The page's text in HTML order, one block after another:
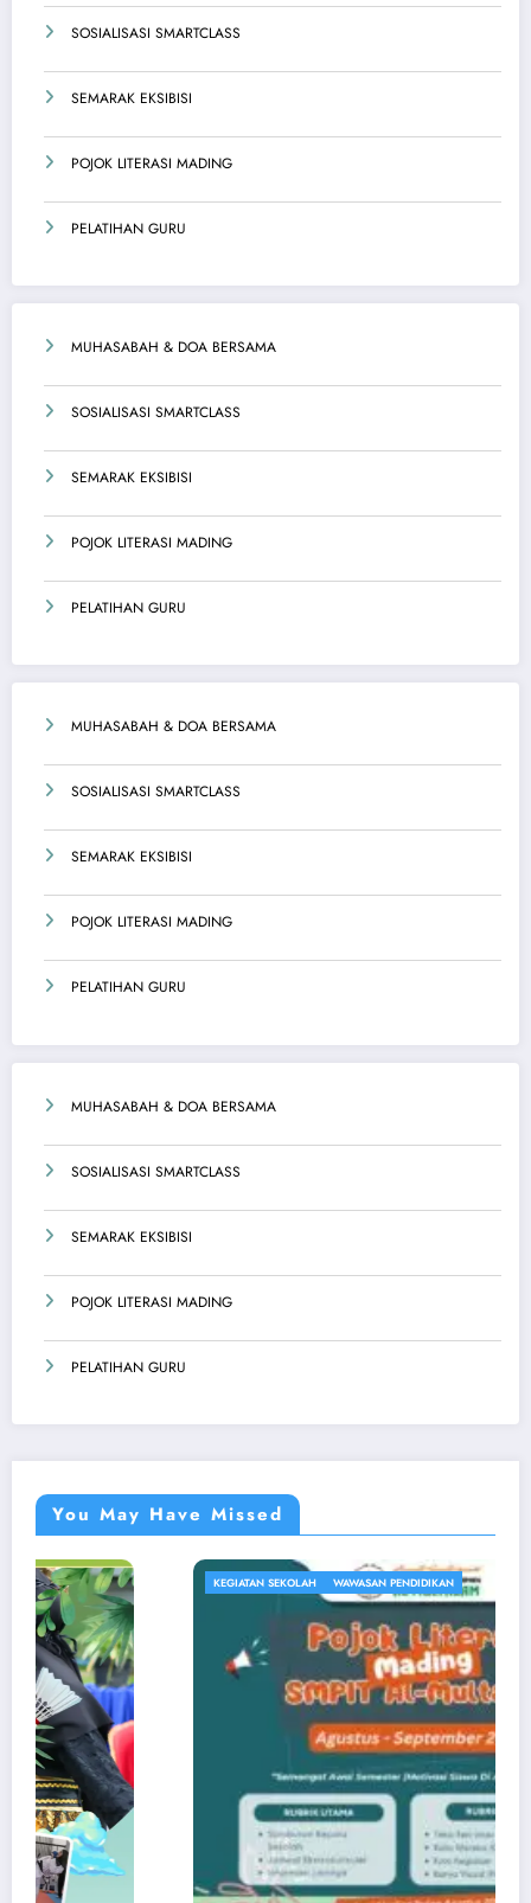
SOSIALISASI SMARTCLASS
SEMARAK EKSIBISI
POJOK LITERASI MADING
PELATIHAN GURU
MUHASABAH & DOA BERSAMA
SOSIALISASI SMARTCLASS
SEMARAK EKSIBISI
POJOK LITERASI MADING
PELATIHAN GURU
MUHASABAH & DOA BERSAMA
SOSIALISASI SMARTCLASS
SEMARAK EKSIBISI
POJOK LITERASI MADING
PELATIHAN GURU
MUHASABAH & DOA BERSAMA
SOSIALISASI SMARTCLASS
SEMARAK EKSIBISI
POJOK LITERASI MADING
PELATIHAN GURU
You May Have Missed
KEGIATAN SEKOLAH WAWASAN PENDIDIKAN